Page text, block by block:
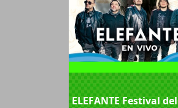
ELEFANTE Festival del